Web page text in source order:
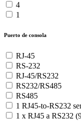
4
1
Puerto de consola
RJ-45
RS-232
RJ-45/RS232
RS232/RS485
RS485
1 RJ45-to-RS232
1 x RJ45 a RS232